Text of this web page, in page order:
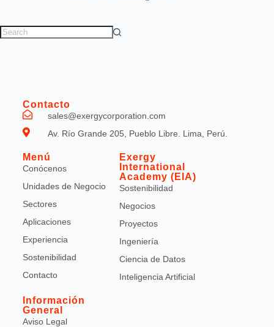
Contacto
sales@exergycorporation.com
Av. Río Grande 205, Pueblo Libre. Lima, Perú.
Menú
Conócenos
Unidades de Negocio
Sectores
Aplicaciones
Experiencia
Sostenibilidad
Contacto
Exergy
International
Academy (EIA)
Sostenibilidad
Negocios
Proyectos
Ingeniería
Ciencia de Datos
Inteligencia Artificial
Información
General
Aviso Legal